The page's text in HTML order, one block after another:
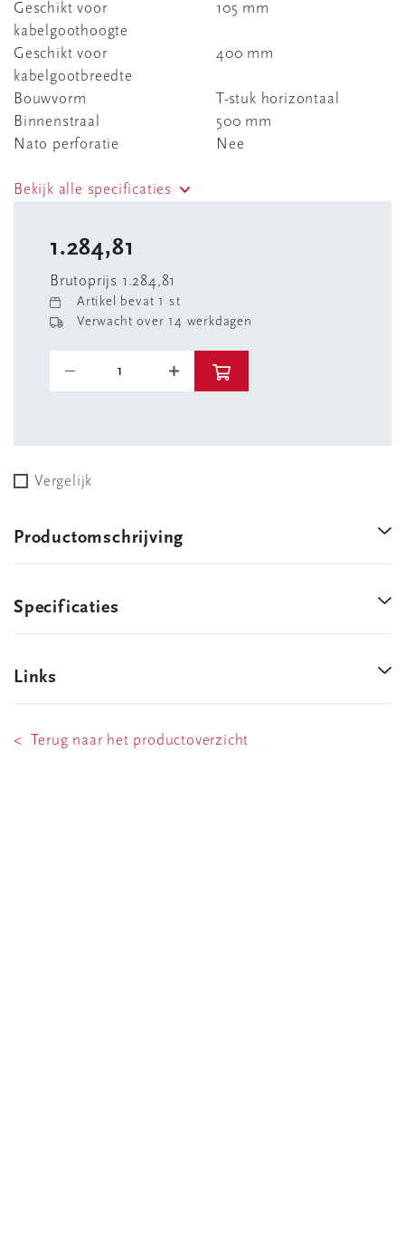
Geschikt voor
kabelgoothoogte
105 mm
Geschikt voor
kabelgootbreedte
400 mm
Bouwvorm
T-stuk horizontaal
Binnenstraal
500 mm
Nato perforatie
Nee
Bekijk alle specificaties
1.284,81
Brutoprijs 1.284,81
Artikel bevat 1 st
Verwacht over 14 werkdagen
Vergelijk
Productomschrijving
Specificaties
Links
< Terug naar het productoverzicht